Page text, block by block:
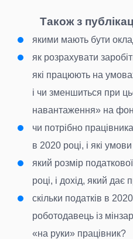
Також з
якими мають бути
як розрахувати
які працюють на
і чи зменшиться при
навантаження» на
чи потрібно
в 2020 році, і які
який розмір
році, і дохід, який дає
скільки податків в
роботодавець із
«на руки» працівник?